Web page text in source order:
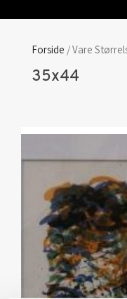
Forside / Vare
35x44